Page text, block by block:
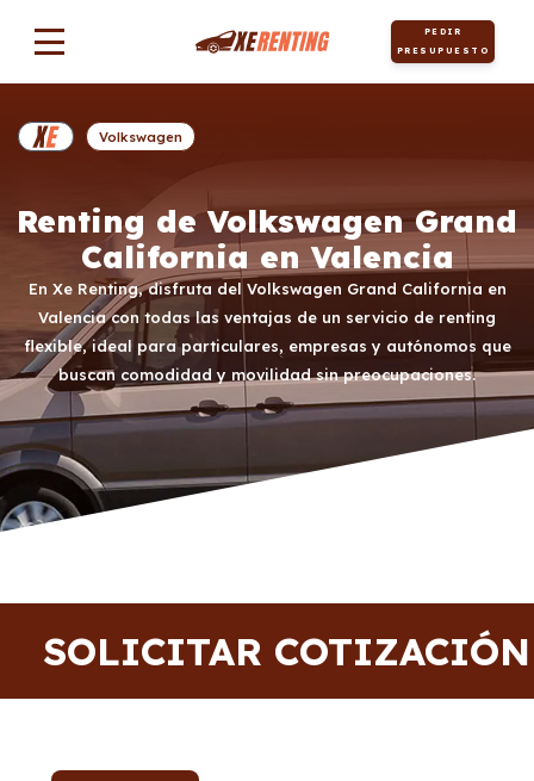
PEDIR
PRESUPUESTO
Renting de Volkswagen Grand
California en Valencia
En Xe Renting, disfruta del Volkswagen Grand California en
Valencia con todas las ventajas de un servicio de renting
flexible, ideal para particulares, empresas y autónomos que
buscan comodidad y movilidad sin preocupaciones.
Volkswagen
SOLICITAR COTIZACIÓN